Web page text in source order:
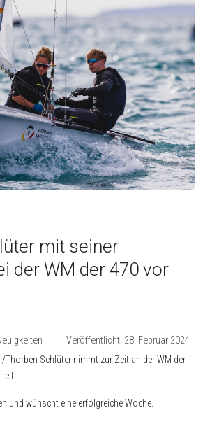
mit seiner
der WM der 470 vor
Veröffentlicht: 28. Februar 2024
Thorben Schlüter nimmt zur Zeit an der WM der
und wünscht eine erfolgreiche Woche.